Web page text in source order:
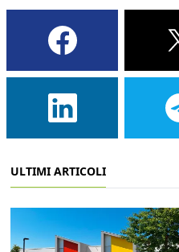
ULTIMI ARTICOLI